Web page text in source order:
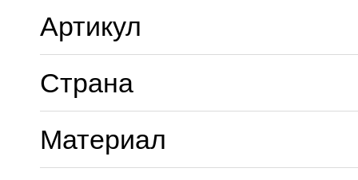
Артикул
Страна
Материал